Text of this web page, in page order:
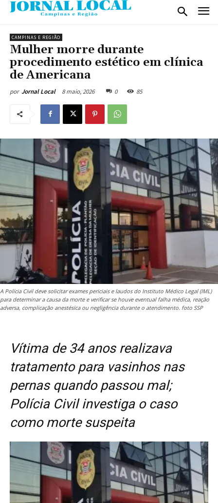
CAMPINAS E REGIÃO
Mulher morre durante
procedimento estético em clínica
de Americana
por Jornal Local 8 maio, 2026 0 85
A Polícia Civil deve solicitar exames periciais e laudos do Instituto Médico Legal (IML)
para determinar a causa da morte e verificar se houve eventual falha médica, reação
adversa, complicação anestésica ou negligência durante o atendimento. foto SSP
Vítima de 34 anos realizava
tratamento para vasinhos nas
pernas quando passou mal;
Polícia Civil investiga o caso
como morte suspeita